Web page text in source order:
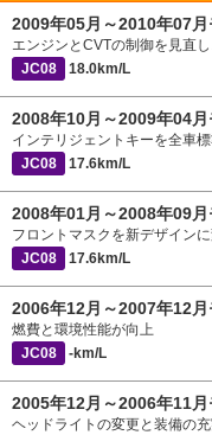
2009年05月～2010年07月
エンジンとCVTの制御を見直
JC08
18.0km/L
2008年10月～2009年04月
インテリジェントキーを全車
JC08
17.6km/L
2008年01月～2008年09月
フロントマスクを新デザイン
JC08
17.6km/L
2006年12月～2007年12月
燃費と環境性能が向上
JC08
-km/L
2005年12月～2006年11月
ヘッドライトの変更と装備の